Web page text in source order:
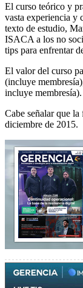
El curso teórico y
vasta experiencia y
texto de estudio,
ISACA a los no
tips para enfrentar
El valor del curso
(incluye
incluye membresía).
Cabe señalar que
diciembre de 2015.